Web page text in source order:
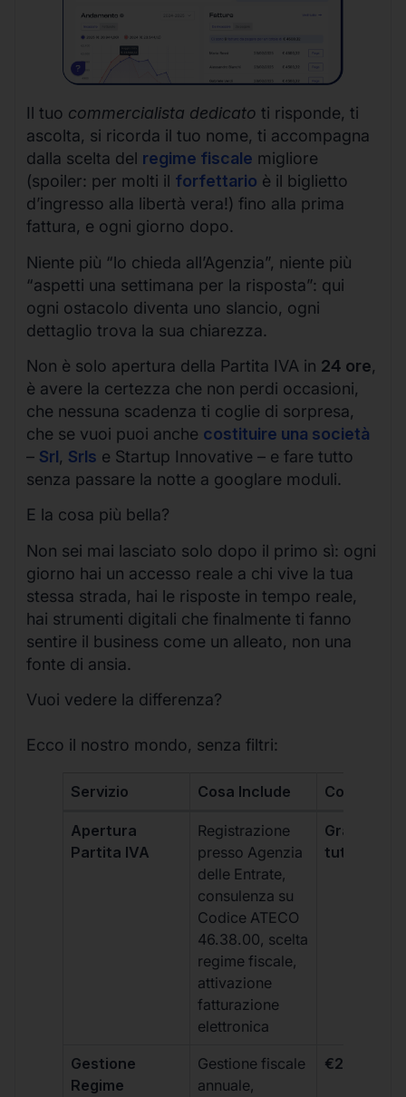
Il tuo commercialista dedicato ti risponde, ti
ascolta, si ricorda il tuo nome, ti accompagna
dalla scelta del regime fiscale migliore
(spoiler: per molti il forfettario è il biglietto
d’ingresso alla libertà vera!) fino alla prima
fattura, e ogni giorno dopo.
Niente più “lo chieda all’Agenzia”, niente più
“aspetti una settimana per la risposta”: qui
ogni ostacolo diventa uno slancio, ogni
dettaglio trova la sua chiarezza.
Non è solo apertura della Partita IVA in 24 ore,
è avere la certezza che non perdi occasioni,
che nessuna scadenza ti coglie di sorpresa,
che se vuoi puoi anche costituire una società
– Srl, Srls e Startup Innovative – e fare tutto
senza passare la notte a googlare moduli.
E la cosa più bella?
Non sei mai lasciato solo dopo il primo sì: ogni
giorno hai un accesso reale a chi vive la tua
stessa strada, hai le risposte in tempo reale,
hai strumenti digitali che finalmente ti fanno
sentire il business come un alleato, non una
fonte di ansia.
Vuoi vedere la differenza?
Ecco il nostro mondo, senza filtri:
Servizio Cosa Include Costo
Apertura
Partita IVA
Registrazione
presso Agenzia
delle Entrate,
consulenza su
Codice ATECO
46.38.00, scelta
regime fiscale,
attivazione
fatturazione
elettronica
Gratis,
tutti i piani
Gestione
Regime
Gestione fiscale
annuale,
€264 +